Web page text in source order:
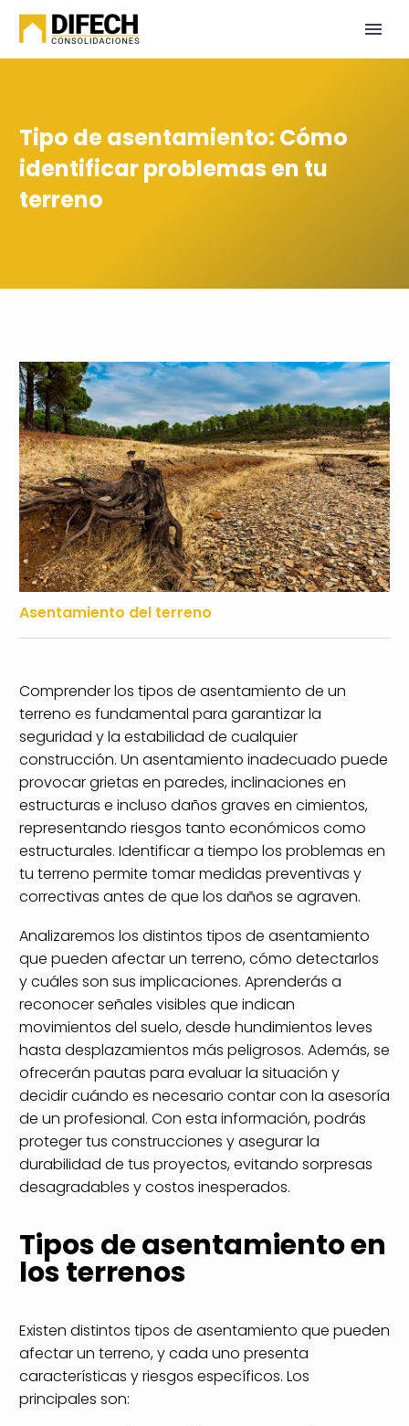
Tipo de asentamiento: Cómo
identificar problemas en tu
terreno
Asentamiento del terreno
Comprender los tipos de asentamiento de un
terreno es fundamental para garantizar la
seguridad y la estabilidad de cualquier
construcción. Un asentamiento inadecuado puede
provocar grietas en paredes, inclinaciones en
estructuras e incluso daños graves en cimientos,
representando riesgos tanto económicos como
estructurales. Identificar a tiempo los problemas en
tu terreno permite tomar medidas preventivas y
correctivas antes de que los daños se agraven.
Analizaremos los distintos tipos de asentamiento
que pueden afectar un terreno, cómo detectarlos
y cuáles son sus implicaciones. Aprenderás a
reconocer señales visibles que indican
movimientos del suelo, desde hundimientos leves
hasta desplazamientos más peligrosos. Además, se
ofrecerán pautas para evaluar la situación y
decidir cuándo es necesario contar con la asesoría
de un profesional. Con esta información, podrás
proteger tus construcciones y asegurar la
durabilidad de tus proyectos, evitando sorpresas
desagradables y costos inesperados.
Tipos de asentamiento en
los terrenos
Existen distintos tipos de asentamiento que pueden
afectar un terreno, y cada uno presenta
características y riesgos específicos. Los
principales son: